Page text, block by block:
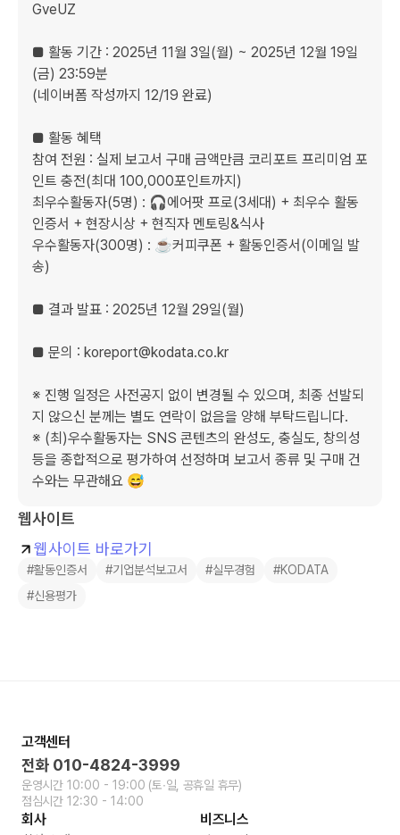
GveUZ
■ 활동 기간 : 2025년 11월 3일(월) ~ 2025년 12월 19일
(금) 23:59분
(네이버폼 작성까지 12/19 완료)
■ 활동 혜택
참여 전원 : 실제 보고서 구매 금액만큼 코리포트 프리미엄 포
인트 충전(최대 100,000포인트까지)
최우수활동자(5명) : 🎧에어팟 프로(3세대) + 최우수 활동
인증서 + 현장시상 + 현직자 멘토링&식사
우수활동자(300명) : ☕️커피쿠폰 + 활동인증서(이메일 발
송)
■ 결과 발표 : 2025년 12월 29일(월)
■ 문의 : koreport@kodata.co.kr
※ 진행 일정은 사전공지 없이 변경될 수 있으며, 최종 선발되
지 않으신 분께는 별도 연락이 없음을 양해 부탁드립니다.
※ (최)우수활동자는 SNS 콘텐츠의 완성도, 충실도, 창의성
등을 종합적으로 평가하여 선정하며 보고서 종류 및 구매 건
수와는 무관해요 😅
웹사이트
웹사이트 바로가기
#활동인증서 #기업분석보고서 #실무경험
#KODATA
#신용평가
고객센터
전화 010-4824-3999
운영시간 10:00 - 19:00 (토∙일, 공휴일 휴무)
점심시간 12:30 - 14:00
회사 비즈니스